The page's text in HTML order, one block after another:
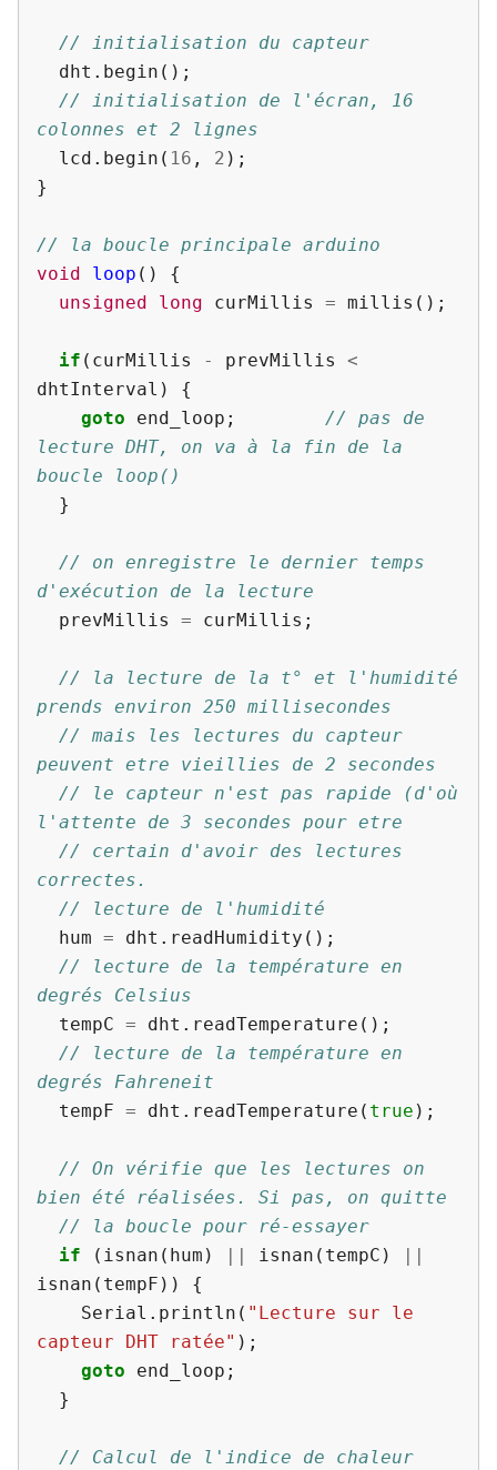
// initialisation du capteur
dht . begin ();
// initialisation de l'écran, 16
colonnes et 2 lignes
lcd . begin ( 16 , 2 );
}
// la boucle principale arduino
void
loop ()
{
unsigned
long curMillis = millis ();
if ( curMillis - prevMillis
<
dhtInterval )
{
goto
end_loop ;
// pas de
lecture DHT, on va à la fin de la
boucle loop()
}
// on enregistre le dernier temps
d'exécution de la lecture
prevMillis
= curMillis ;
// la lecture de la t° et l'humidité
prends environ 250 millisecondes
// mais les lectures du capteur
peuvent etre vieillies de 2 secondes
// le capteur n'est pas rapide (d'où
l'attente de 3 secondes pour etre
// certain d'avoir des lectures
correctes.
// lecture de l'humidité
hum = dht . readHumidity ();
// lecture de la température en
degrés Celsius
tempC = dht . readTemperature ();
// lecture de la température en
degrés Fahreneit
tempF = dht . readTemperature ( true );
// On vérifie que les lectures on
bien été réalisées. Si pas, on quitte
// la boucle pour ré-essayer
if
( isnan ( hum ) isnan ( tempC )
isnan ( tempF ))
{
Serial . println ( "Lecture sur le
capteur DHT ratée" );
goto
end_loop ;
}
// Calcul de l'indice de chaleur